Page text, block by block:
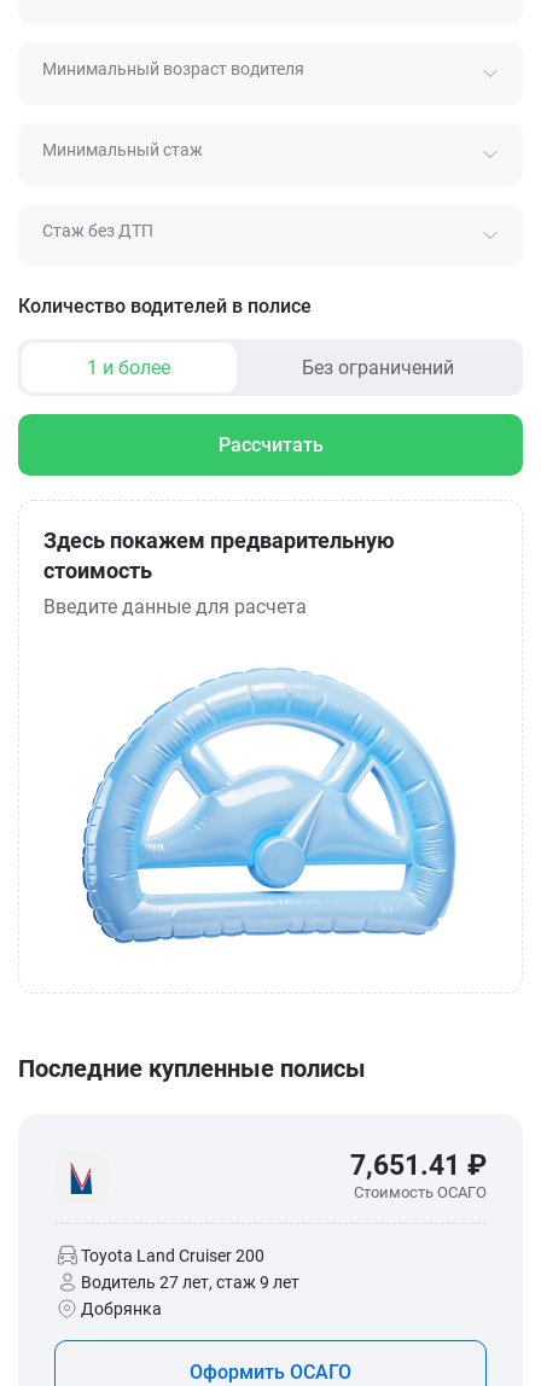
Минимальный возраст водителя
Минимальный стаж
Стаж без ДТП
Количество водителей в полисе
1 и более Без ограничений
Рассчитать
Здесь покажем предварительную
стоимость
Введите данные для расчета
Последние купленные полисы
7,651.41 ₽
Стоимость ОСАГО
Toyota Land Cruiser 200
Водитель 27 лет, стаж 9 лет
Добрянка
Оформить ОСАГО